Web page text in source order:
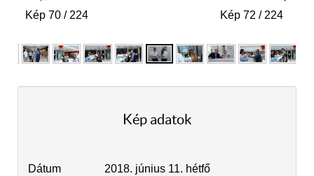
Kép 70 / 224
Kép 72 / 224
Kép adatok
Dátum 2018. június 11. hétfő